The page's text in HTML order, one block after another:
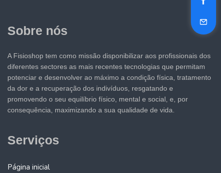
Sobre nós
A Fisioshop tem como missão disponibilizar aos profissionais dos
diferentes sectores as mais recentes tecnologias que permitam
potenciar e desenvolver ao máximo a condição física, tratamento
da dor e a recuperação dos indivíduos, resgatando e
promovendo o seu equilíbrio físico, mental e social, e, por
consequência, maximizando a sua qualidade de vida.
Serviços
Página inicial